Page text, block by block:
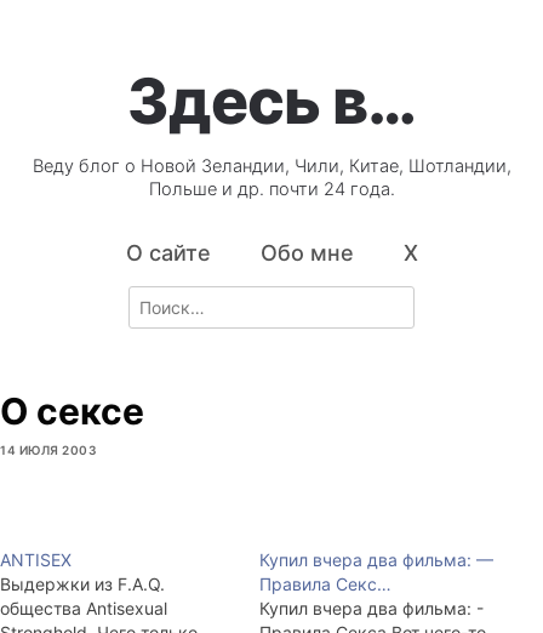
Здесь в…
Веду блог о Новой Зеландии, Чили, Китае, Шотландии,
Польше и др. почти 24 года.
О сайте Обо мне X
Search
for:
О сексе
14 ИЮЛЯ 2003
ANTISEX
Выдержки из F.A.Q.
общества Antisexual
Купил вчера два фильма: —
Правила Секс…
Купил вчера два фильма: -